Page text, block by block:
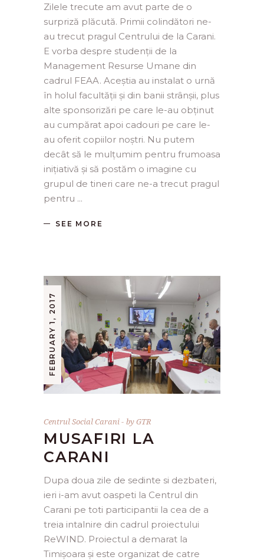
Zilele trecute am avut parte de o
surpriză plăcută. Primii colindători ne-
au trecut pragul Centrului de la Carani.
E vorba despre studenții de la
Management Resurse Umane din
cadrul FEAA. Aceștia au instalat o urnă
în holul facultății și din banii strânșii, plus
alte sponsorizări pe care le-au obținut
au cumpărat apoi cadouri pe care le-
au oferit copiilor noștri. Nu putem
decât să le mulțumim pentru frumoasa
inițiativă și să postăm o imagine cu
grupul de tineri care ne-a trecut pragul
pentru
SEE MORE
FEBRUARY 1, 2017
Centrul Social Carani byGTR
MUSAFIRI LA
CARANI
Dupa doua zile de sedinte si dezbateri,
ieri i-am avut oaspeti la Centrul din
Carani pe toti participantii la cea de a
treia intalnire din cadrul proiectului
ReWIND. Proiectul a demarat la
Timișoara și este organizat de catre